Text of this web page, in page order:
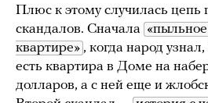
Плюс к этому случилась цепь
скандалов. Сначала
квартире» , когда народ
есть квартира в Доме на
долларов, а с ней еще и